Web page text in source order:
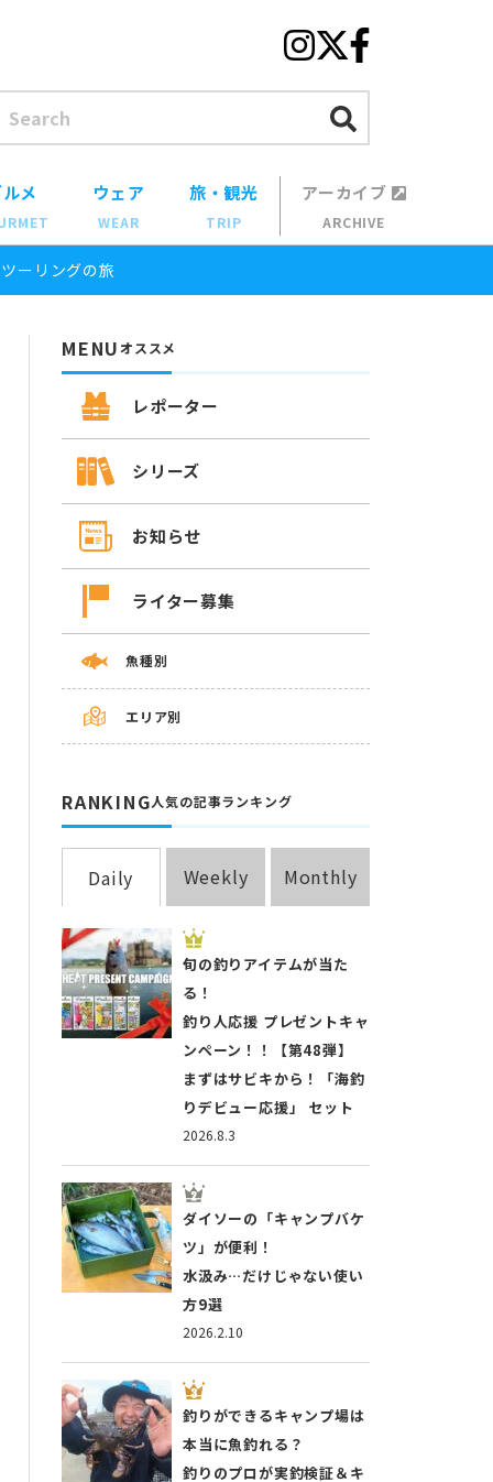
メ ウェア
WEAR
旅・観光
TRIP
アーカイブ
ARCHIVE
ーリングの旅
MENUオススメ
レポーター
シリーズ
お知らせ
ライター募集
魚種別
エリア別
RANKING人気の記事ランキング
Daily Weekly Monthly
2026.8.3
旬の釣りアイテムが当た
る！
釣り人応援 プレゼントキャ
ンペーン！！【第48弾】
まずはサビキから！「海釣
りデビュー応援」 セット
2026.2.10
ダイソーの「キャンプバケ
ツ」が便利！
水汲み…だけじゃない使い
方9選
釣りができるキャンプ場は
本当に魚釣れる？
釣りのプロが実釣検証＆キ